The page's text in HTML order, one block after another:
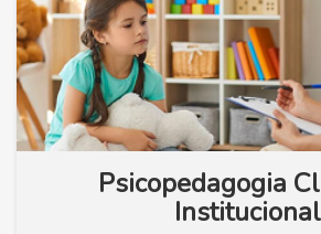
Psicopedagogia
Institucional